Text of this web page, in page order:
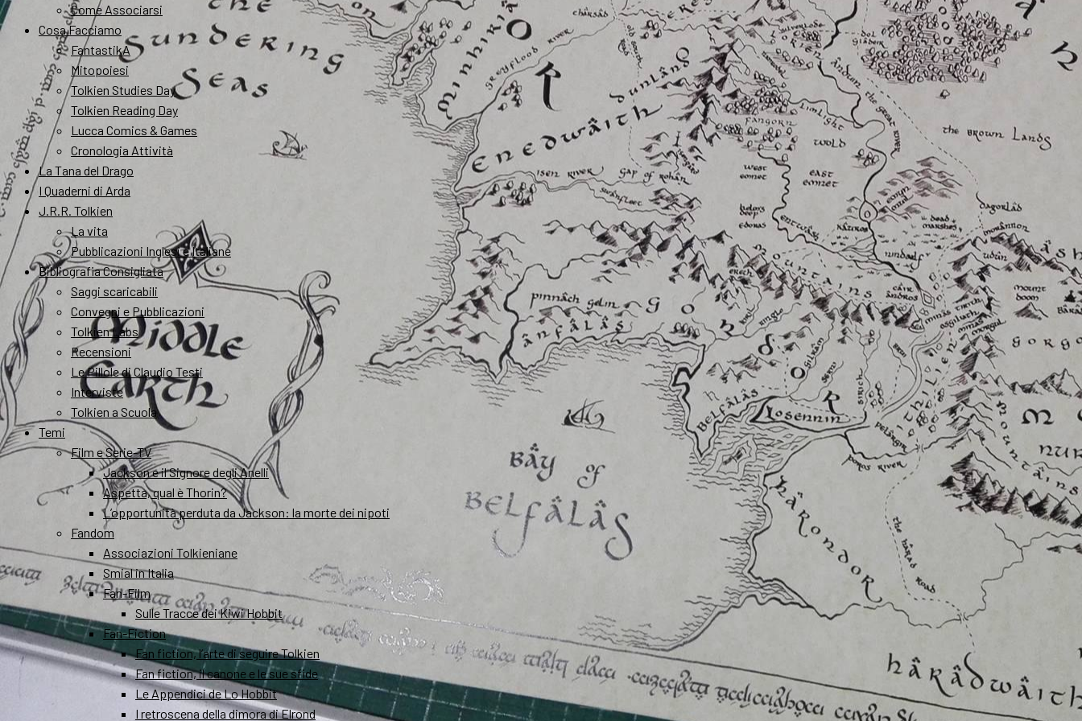
Come Associarsi
Cosa Facciamo
FantastikA
Mitopoiesi
Tolkien Studies Day
Tolkien Reading Day
Lucca Comics & Games
Cronologia Attività
La Tana del Drago
I Quaderni di Arda
J.R.R. Tolkien
La vita
Pubblicazioni Inglesi e Italiane
Bibliografia Consigliata
Saggi scaricabili
Convegni e Pubblicazioni
Tolkien Labs
Recensioni
Le Pillole di Claudio Testi
Interviste
Tolkien a Scuola
Temi
Film e Serie-TV
Jackson e il Signore degli Anelli
Aspetta, qual è Thorin?
L’opportunità perduta da Jackson: la morte dei nipoti
Fandom
Associazioni Tolkieniane
Smial in Italia
Fan-Film
Sulle Tracce dei Kiwi Hobbit
Fan-Fiction
Fan fiction, l’arte di seguire Tolkien
Fan fiction, il canone e le sue sfide
Le Appendici de Lo Hobbit
I retroscena della dimora di Elrond